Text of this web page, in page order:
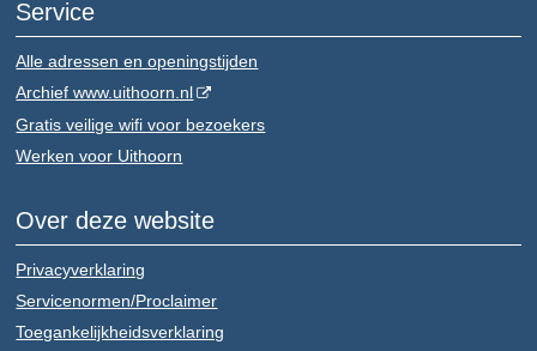
Service
Alle adressen en openingstijden
Archief www.uithoorn.nl
Gratis veilige wifi voor bezoekers
Werken voor Uithoorn
Over deze website
Privacyverklaring
Servicenormen/Proclaimer
Toegankelijkheidsverklaring